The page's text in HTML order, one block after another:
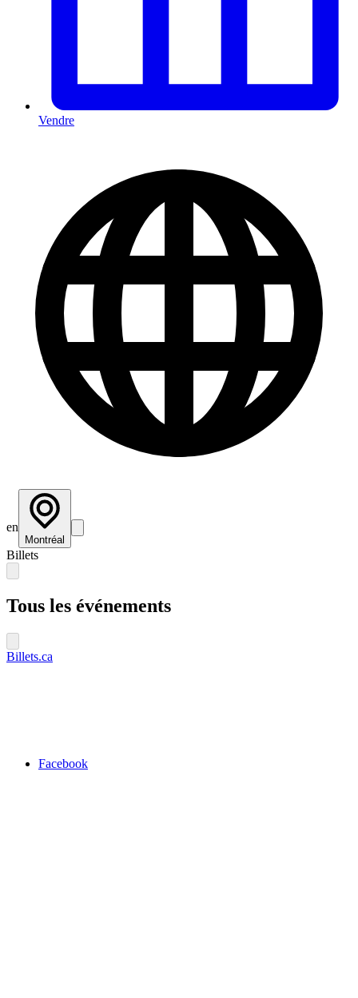
Vendre
en
Montréal
Billets
Tous les événements
Billets.ca
Facebook